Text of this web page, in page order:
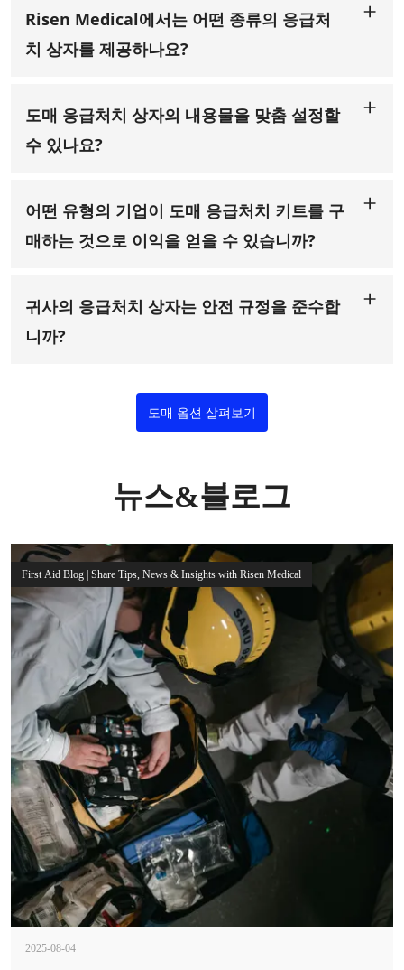
뢰할 수 있는 기업입니다. CE, FDA, ISO, BSCI 등의 인증을 통해
품질에 대한 당사의 헌신을 확인할 수 있으며, 이를 통해 당사
제품은 국제 안전 및 품질 기준을 충족합니다.
Risen Medical에서는 어떤 종류의 응급처
치 상자를 제공하나요?
구급상자 ,가정용 구급상자,여행용 구급상자, 차량용 구급
상
자,산업용 구급상자, 의료 시설용 특수 키트 등 맞춤형 옵션이
포함됩니다. 13년 이상의 제조 및 설계 경험을 바탕으로 모든 키
트에 필수 의료 용품이 비치되어 있으며 업계 표준을 준수합니
도매 응급처치 상자의 내용물을 맞춤 설정할
수 있나요?
업에 맞는 맞춤형 키트를 찾든 대규모 조직에 대한 대량 주문을
찾든, 당사의 OEM/ODM 서비스를 통해 완벽한 솔루션을 만들
수 있습니다.
어떤 유형의 기업이 도매 응급처치 키트를 구
매하는 것으로 이익을 얻을 수 있습니까?
모든 사업체는 충분히 비축된 구급 상자를 보유하는 데서 이점
을 얻을 수 있습니다. 당사는 모든 산업과 요구 사항에 맞는 솔
루션을 제공합니다.
귀사의 응급처치 상자는 안전 규정을 준수합
니까?
ISO, BSCI를 포함한 인증을 보유하고 있어 당사가 제조하는 각
제품이 안전 및 품질에 대한 최고 기준을 충족하도록 보장합니
도매 옵션 살펴보기
뉴스&블로그
First Aid Blog | Share Tips, News & Insights with Risen Medical
2025-08-04